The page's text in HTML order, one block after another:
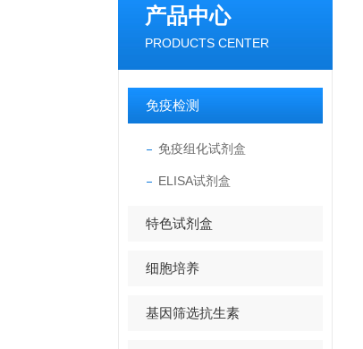
产品中心
PRODUCTS CENTER
免疫检测
免疫组化试剂盒
ELISA试剂盒
特色试剂盒
细胞培养
基因筛选抗生素